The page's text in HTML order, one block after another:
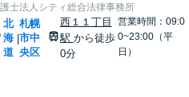
士法人シティ総合法律事務所
北
海
道
|
札幌
市中
央区
西１１丁目
駅 から徒歩
0分
営業時間：09:0
0~23:00（平
日）